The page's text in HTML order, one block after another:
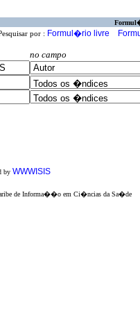
por : Formul�rio livre
no campo
by WWWISIS
de Informa��o em Ci�ncias da Sa�de